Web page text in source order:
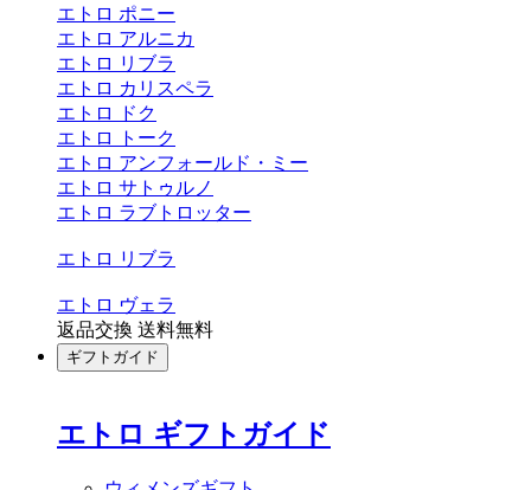
エトロ ポニー
エトロ アルニカ
エトロ リブラ
エトロ カリスペラ
エトロ ドク
エトロ トーク
エトロ アンフォールド・ミー
エトロ サトゥルノ
エトロ ラブトロッター
エトロ リブラ
エトロ ヴェラ
返品交換 送料無料
ギフトガイド
エトロ ギフトガイド